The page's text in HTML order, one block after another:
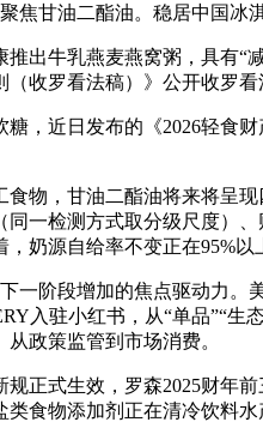
焦甘油二酯油。稳居中国冰
牛乳燕麦燕窝粥，具有“减
（收罗看法稿）》公开收罗
近日发布的《2026轻食财
，甘油二酯油将来将呈现
同一检测方式取分级尺度）
奶源自给率不变正在95%以
阶段增加的焦点驱动力。
入驻小红书，从“单品”“
政策监管到市场消费。
式生效，罗森2025财年前
食物添加剂正在清冷饮料水